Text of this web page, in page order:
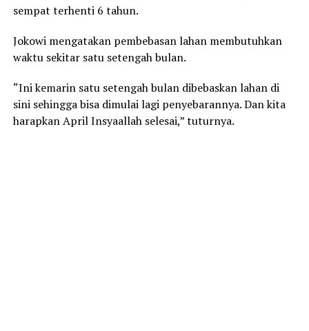
sempat terhenti 6 tahun.
Jokowi mengatakan pembebasan lahan membutuhkan
waktu sekitar satu setengah bulan.
“Ini kemarin satu setengah bulan dibebaskan lahan di
sini sehingga bisa dimulai lagi penyebarannya. Dan kita
harapkan April Insyaallah selesai,” tuturnya.